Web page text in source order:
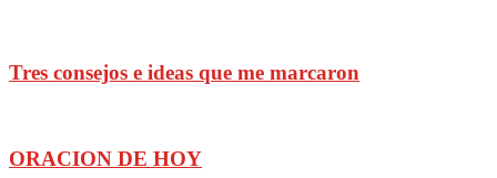
Tres consejos e ideas que me marcaron
ORACION DE HOY